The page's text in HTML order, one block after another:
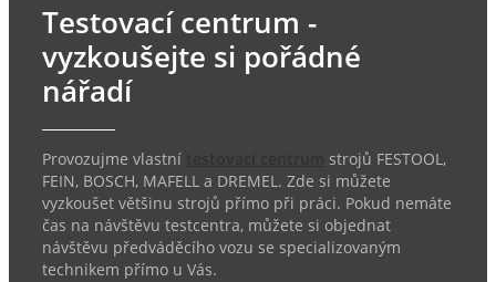
Testovací centrum -
vyzkoušejte si pořádné
nářadí
Provozujme vlastní
strojů FESTOOL,
FEIN, BOSCH, MAFELL a DREMEL. Zde si můžete
vyzkoušet většinu strojů přímo při práci. Pokud nemáte
čas na návštěvu testcentra, můžete si objednat
návštěvu předváděcího vozu se specializovaným
technikem přímo u Vás.